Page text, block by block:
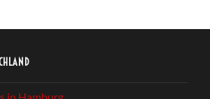
in Hamburg